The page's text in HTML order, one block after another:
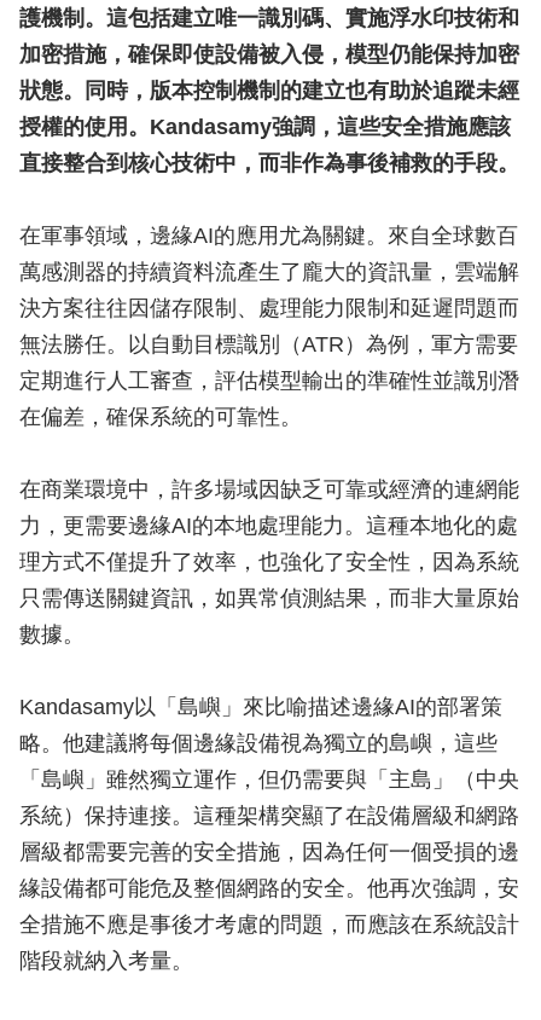
護機制。這包括建立唯一識別碼、實施浮水印技術和
加密措施，確保即使設備被入侵，模型仍能保持加密
狀態。同時，版本控制機制的建立也有助於追蹤未經
授權的使用。Kandasamy強調，這些安全措施應該
直接整合到核心技術中，而非作為事後補救的手段。
在軍事領域，邊緣AI的應用尤為關鍵。來自全球數百
萬感測器的持續資料流產生了龐大的資訊量，雲端解
決方案往往因儲存限制、處理能力限制和延遲問題而
無法勝任。以自動目標識別（ATR）為例，軍方需要
定期進行人工審查，評估模型輸出的準確性並識別潛
在偏差，確保系統的可靠性。
在商業環境中，許多場域因缺乏可靠或經濟的連網能
力，更需要邊緣AI的本地處理能力。這種本地化的處
理方式不僅提升了效率，也強化了安全性，因為系統
只需傳送關鍵資訊，如異常偵測結果，而非大量原始
數據。
Kandasamy以「島嶼」來比喻描述邊緣AI的部署策
略。他建議將每個邊緣設備視為獨立的島嶼，這些
「島嶼」雖然獨立運作，但仍需要與「主島」（中央
系統）保持連接。這種架構突顯了在設備層級和網路
層級都需要完善的安全措施，因為任何一個受損的邊
緣設備都可能危及整個網路的安全。他再次強調，安
全措施不應是事後才考慮的問題，而應該在系統設計
階段就納入考量。